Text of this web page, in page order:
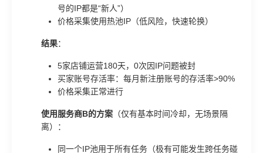
号的IP都是“新人”）
价格采集使用热池IP（低风险，快速轮换）
结果：
5家店铺运营180天，0次因IP问题被封
买家账号存活率：每月新注册账号的存活率>90%
价格采集正常进行
使用服务商B的方案 （仅有基本时间冷却，无场景隔
离）：
同一个IP池用于所有任务（极有可能发生跨任务碰